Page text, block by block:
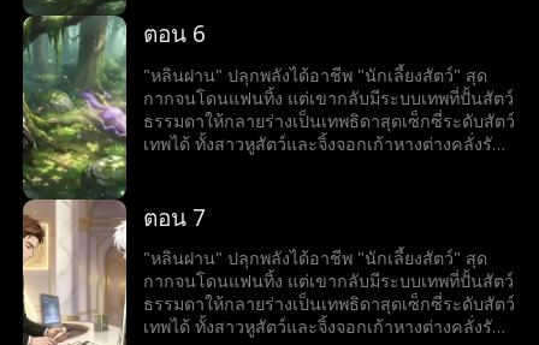
เป็นใหญ่ในโลก
ตอน 6
"หลินฝาน" ปลุกพลังได้อาชีพ "นักเลี้ยงสัตว์" สุด
กากจนโดนแฟนทิ้ง แต่เขากลับมีระบบเทพที่ปั้นสัตว์
ธรรมดาให้กลายร่างเป็นเทพธิดาสุดเซ็กซี่ระดับสัตว์
เทพได้ ทั้งสาวหูสัตว์และจิ้งจอกเก้าหางต่างคลั่งรัก
เป็นใหญ่ในโลก
ตอน 7
"หลินฝาน" ปลุกพลังได้อาชีพ "นักเลี้ยงสัตว์" สุด
กากจนโดนแฟนทิ้ง แต่เขากลับมีระบบเทพที่ปั้นสัตว์
ธรรมดาให้กลายร่างเป็นเทพธิดาสุดเซ็กซี่ระดับสัตว์
เทพได้ ทั้งสาวหูสัตว์และจิ้งจอกเก้าหางต่างคลั่งรัก